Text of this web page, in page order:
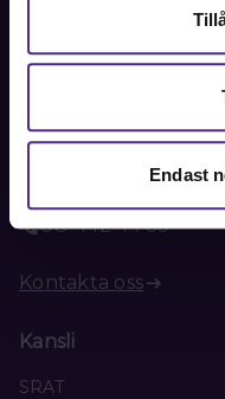
Endast
Kontakta oss på SRAT
eller allmänna fackliga
08-442 44 60
Kontakta oss
Kansli
SRAT